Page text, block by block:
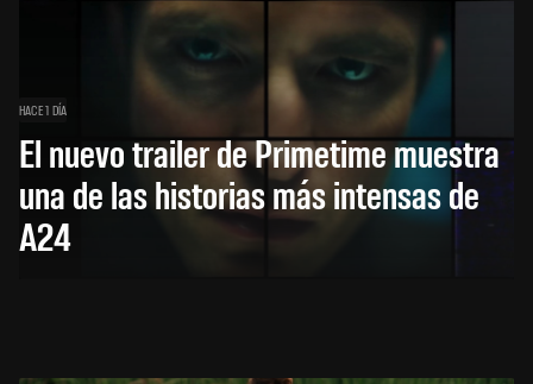
HACE 1 DÍA
El nuevo trailer de Primetime muestra
una de las historias más intensas de
A24